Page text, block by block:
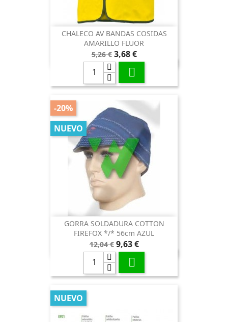
CHALECO AV BANDAS COSIDAS
AMARILLO FLUOR
Precio
base
5,26 € Precio
3,68 €

GORRA SOLDADURA COTTON
FIREFOX */* 56cm AZUL
Precio
base
12,04 € Precio
9,63 €

-20%
NUEVO
NUEVO